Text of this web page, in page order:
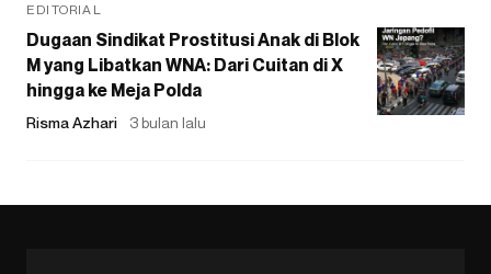
EDITORIAL
Dugaan Sindikat Prostitusi Anak di Blok
M yang Libatkan WNA: Dari Cuitan di X
hingga ke Meja Polda
Risma Azhari 3 bulan lalu